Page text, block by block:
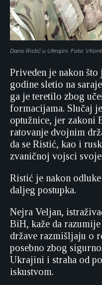
Dario Ristić u Ukrajini. Foto:
Priveden je nakon što
godine sletio na
ga je teretilo zbog
formacijama. Slučaj
optužnice, jer zakoni
ratovanje dvojnim
da se Ristić, kao i
zvaničnoj vojsci
Ristić je nakon
daljeg postupka.
Nejra Veljan,
BiH, kaže da
države razmišljaju o
posebno zbog
Ukrajini i straha od
iskustvom.